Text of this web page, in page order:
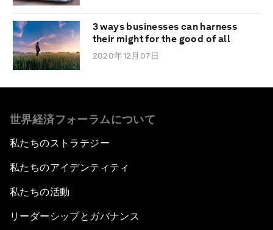
3 ways businesses can harness
their might for the good of all
2020年12月07日
世界経済フォーラムについて
私たちのストラテジー
私たちのアイデンティティ
私たちの活動
リーダーシップとガバナンス